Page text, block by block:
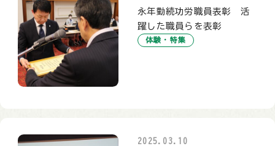
永年勤続功労職員表彰 活
躍した職員らを表彰
体験・特集
2025.03.10